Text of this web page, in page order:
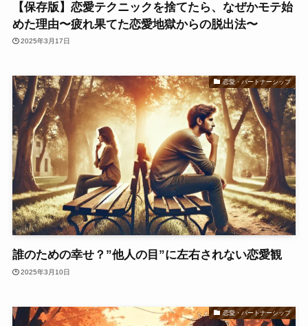
【保存版】恋愛テクニックを捨てたら、なぜかモテ始
めた理由〜疲れ果てた恋愛地獄からの脱出法〜
2025年3月17日
恋愛・パートナーシップ
誰のための幸せ？”他人の目”に左右されない恋愛観
2025年3月10日
恋愛・パートナーシップ